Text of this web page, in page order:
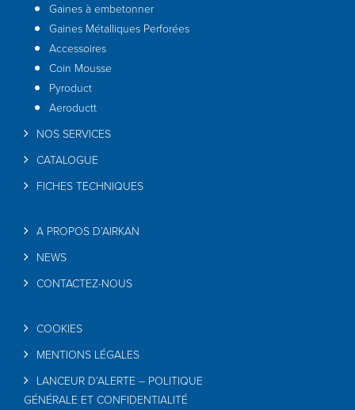
Gaines à embetonner
Gaines Métalliques Perforées
Accessoires
Coin Mousse
Pyroduct
Aeroductt
NOS SERVICES
CATALOGUE
FICHES TECHNIQUES
A PROPOS D’AIRKAN
NEWS
CONTACTEZ-NOUS
COOKIES
MENTIONS LÉGALES
LANCEUR D’ALERTE – POLITIQUE
GÉNÉRALE ET CONFIDENTIALITÉ